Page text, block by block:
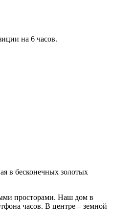
на 6 часов.
в бесконечных золотых
просторами. Наш дом в
часов. В центре – земной